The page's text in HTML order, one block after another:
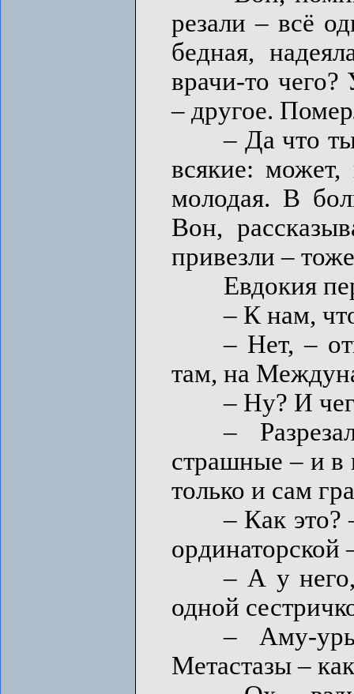
резали – всё
бедная,
врачи-то
– другое.
– Да что ты!
всякие:
молодая. В
Вон,
привезли –
Евдокия
– К нам,
– Нет, –
там, на
– Ну? И
–
страшные – и в
только и сам
– Как это? –
ординаторской
– А у него, –
одной
– Аму-уры!
Метастазы –